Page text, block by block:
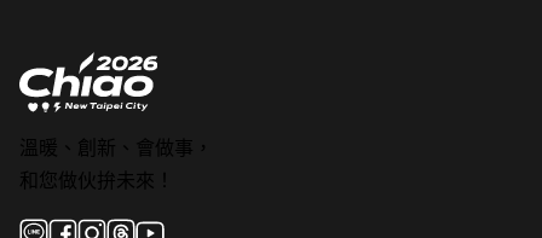
溫暖、創新、會做事，
和您做伙拚未來！